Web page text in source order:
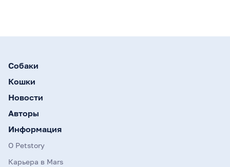
Собаки
Кошки
Новости
Авторы
Информация
О Petstory
Карьера в Mars